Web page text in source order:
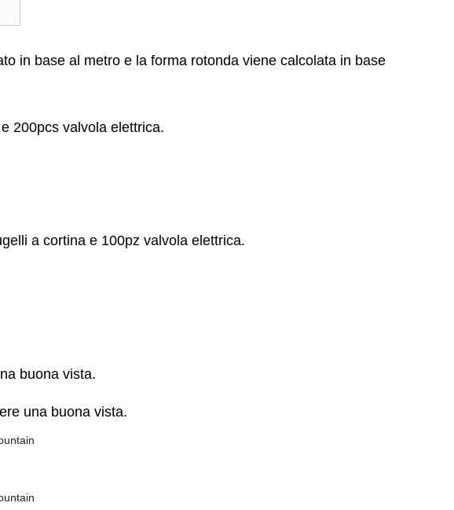
in base al metro e la forma rotonda viene calcolata in base
200pcs valvola elettrica.
a cortina e 100pz valvola elettrica.
buona vista.
una buona vista.